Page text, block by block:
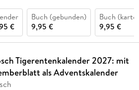
€
Buch (gebunden)
9,95 €
Buch
9,95 €
Tigerentenkalender 2027: mit
als Adventskalender